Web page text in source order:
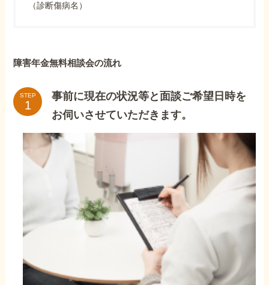
（診断傷病名）
障害年金無料相談会の流れ
STEP
事前に現在の状況等と面談ご希望日時を
お伺いさせていただきます。